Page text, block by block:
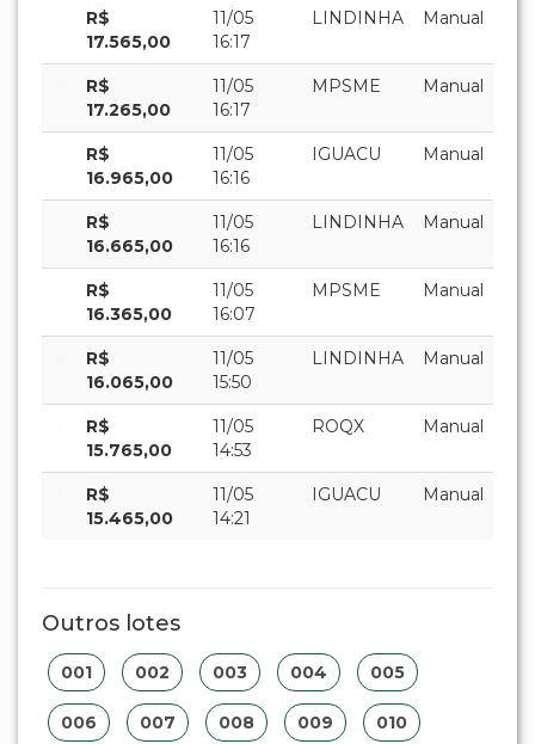
R$
17.565,00
11/05
16:17
LINDINHA Manual
R$
17.265,00
11/05
16:17
MPSME Manual
R$
16.965,00
11/05
16:16
IGUACU Manual
R$
16.665,00
11/05
16:16
LINDINHA Manual
R$
16.365,00
11/05
16:07
MPSME Manual
R$
16.065,00
11/05
15:50
LINDINHA Manual
R$
15.765,00
11/05
14:53
ROQX Manual
R$
15.465,00
11/05
14:21
IGUACU Manual
Outros lotes
001 002 003 004 005
006 007 008 009 010